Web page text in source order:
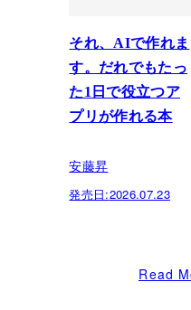
それ、AIで作れま
す。だれでもたっ
た1日で役立つア
プリが作れる本
安藤昇
発売日:2026.07.23
Read